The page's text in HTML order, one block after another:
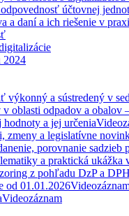
účtovnej
a daní a ich riešenie v praxi
2024
výkonný a sústredený v
oblasti odpadov a obalov
a jej určenia
zmeny a legislatívne
porovnanie sadzieb
a praktická ukážka
z pohľadu DzP a DPH
od 01.01.2026
Videozáznam